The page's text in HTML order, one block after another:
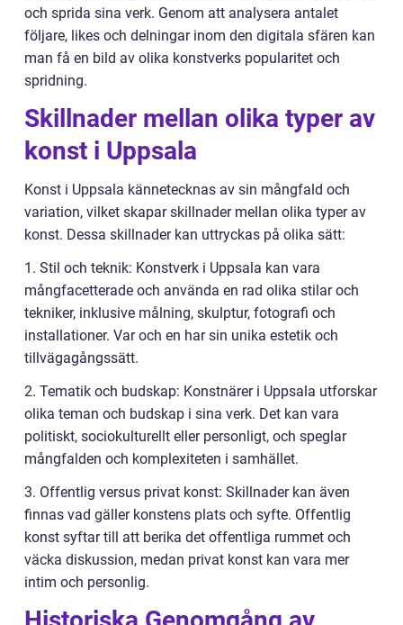
och sprida sina verk. Genom att analysera antalet
följare, likes och delningar inom den digitala sfären kan
man få en bild av olika konstverks popularitet och
spridning.
Skillnader mellan olika typer av
konst i Uppsala
Konst i Uppsala kännetecknas av sin mångfald och
variation, vilket skapar skillnader mellan olika typer av
konst. Dessa skillnader kan uttryckas på olika sätt:
1. Stil och teknik: Konstverk i Uppsala kan vara
mångfacetterade och använda en rad olika stilar och
tekniker, inklusive målning, skulptur, fotografi och
installationer. Var och en har sin unika estetik och
tillvägagångssätt.
2. Tematik och budskap: Konstnärer i Uppsala utforskar
olika teman och budskap i sina verk. Det kan vara
politiskt, sociokulturellt eller personligt, och speglar
mångfalden och komplexiteten i samhället.
3. Offentlig versus privat konst: Skillnader kan även
finnas vad gäller konstens plats och syfte. Offentlig
konst syftar till att berika det offentliga rummet och
väcka diskussion, medan privat konst kan vara mer
intim och personlig.